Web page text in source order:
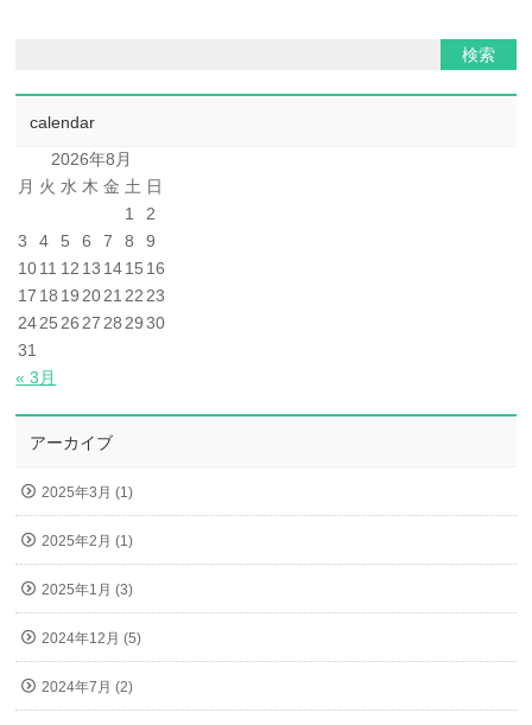
calendar
2026年8月
月 火 水 木 金 土 日
1
2
3
4 5 6 7 8
9
1011 12 13 1415 16
17 18 19 2021 22 23
2425 26 27 28 29 30
31
« 3月
アーカイブ
2025年3月 (1)
2025年2月 (1)
2025年1月 (3)
2024年12月 (5)
2024年7月 (2)